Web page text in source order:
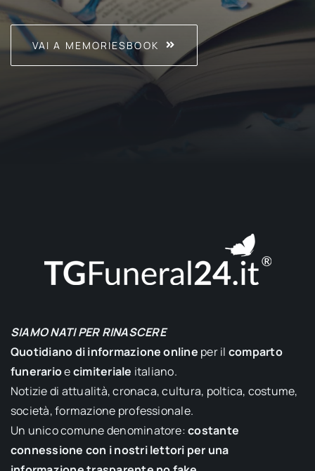
VAI A MEMORIESBOOK
SIAMO NATI PER RINASCERE
Quotidiano di informazione online per il comparto
funerarioecimiteriale italiano.
Notizie di attualità, cronaca, cultura, poltica, costume,
società, formazione professionale.
Un unico comune denominatore:costante
connessione con i nostri lettori per una